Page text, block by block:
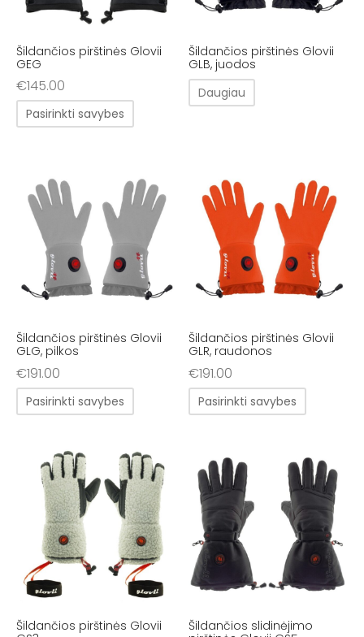
Šildančios pirštinės Glovii
GEG
€145.00
Pasirinkti savybes
Šildančios pirštinės Glovii
GLB, juodos
Daugiau
Šildančios pirštinės Glovii
GLG, pilkos
€191.00
Pasirinkti savybes
Šildančios pirštinės Glovii
GLR, raudonos
€191.00
Pasirinkti savybes
Šildančios pirštinės Glovii
Šildančios slidinėjimo